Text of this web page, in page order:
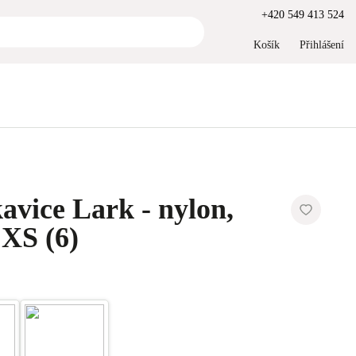
+420 549 413 524
Košík Přihlášení
Lark - nylon,
(6)